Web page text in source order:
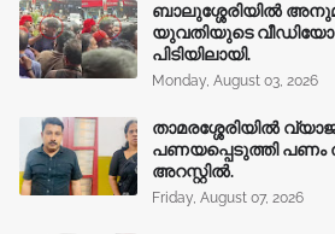
ബാലുശ്ശേരിയിൽ
യുവതിയുടെ
പിടിയിലായി.
Monday, August 03, 2026
താമരശ്ശേരിയിൽ
പണയപ്പെടുത്തി പണം
അറസ്റ്റിൽ.
Friday, August 07, 2026